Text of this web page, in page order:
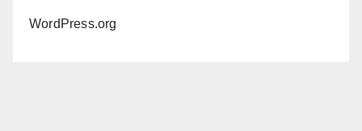
WordPress.org